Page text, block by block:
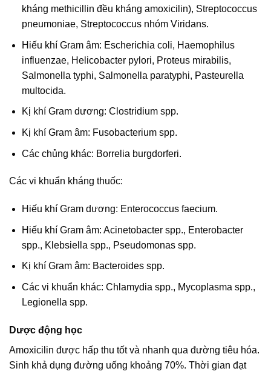
kháng methicillin đều kháng amoxicilin), Streptococcus
pneumoniae, Streptococcus nhóm Viridans.
Hiếu khí Gram âm: Escherichia coli, Haemophilus
influenzae, Helicobacter pylori, Proteus mirabilis,
Salmonella typhi, Salmonella paratyphi, Pasteurella
multocida.
Kị khí Gram dương: Clostridium spp.
Kị khí Gram âm: Fusobacterium spp.
Các chủng khác: Borrelia burgdorferi.
Các vi khuẩn kháng thuốc:
Hiếu khí Gram dương: Enterococcus faecium.
Hiếu khí Gram âm: Acinetobacter spp., Enterobacter
spp., Klebsiella spp., Pseudomonas spp.
Kị khí Gram âm: Bacteroides spp.
Các vi khuẩn khác: Chlamydia spp., Mycoplasma spp.,
Legionella spp.
Dược động học
Amoxicilin được hấp thu tốt và nhanh qua đường tiêu hóa.
Sinh khả dụng đường uống khoảng 70%. Thời gian đạt